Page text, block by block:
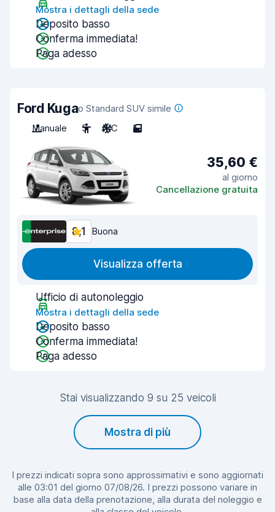
Mostra i dettagli della sede
Deposito basso
Conferma immediata!
Paga adesso
Ford Kugao Standard SUV simile
Manuale
5 A/C 5
35,60 €
al giorno
Cancellazione gratuita
8,1 Buona
Visualizza offerta
Ufficio di autonoleggio
Mostra i dettagli della sede
Deposito basso
Conferma immediata!
Paga adesso
Stai visualizzando 9 su 25 veicoli
Mostra di più
I prezzi indicati sopra sono approssimativi e sono aggiornati
alle 03:01 del giorno 07/08/26. I prezzi possono variare in
base alla data della prenotazione, alla durata del noleggio e